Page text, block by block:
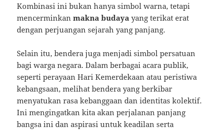
Kombinasi ini bukan hanya simbol warna, tetapi
mencerminkanmakna budaya yang terikat erat
dengan perjuangan sejarah yang panjang.
Selain itu, bendera juga menjadi simbol persatuan
bagi warga negara. Dalam berbagai acara publik,
seperti perayaan Hari Kemerdekaan atau peristiwa
kebangsaan, melihat bendera yang berkibar
menyatukan rasa kebanggaan dan identitas kolektif.
Ini mengingatkan kita akan perjalanan panjang
bangsa ini dan aspirasi untuk keadilan serta